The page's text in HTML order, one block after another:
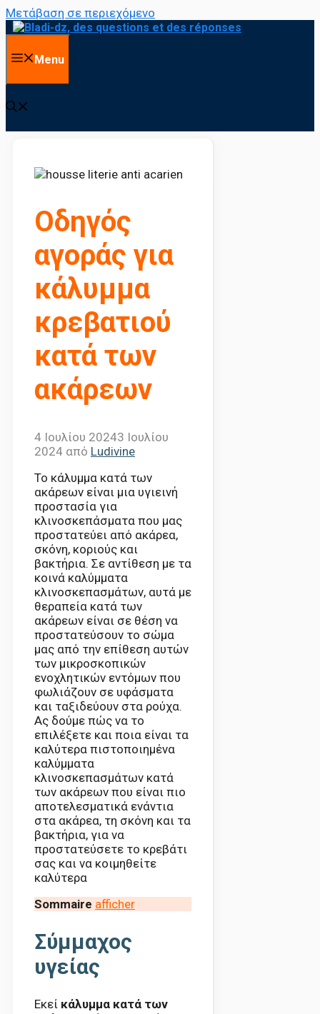
Μετάβαση σε περιεχόμενο
Menu
Οδηγός
αγοράς για
κάλυμμα
κρεβατιού
κατά των
ακάρεων
4 Ιουλίου 20243 Ιουλίου
2024 από Ludivine
Το κάλυμμα κατά των
ακάρεων είναι μια υγιεινή
προστασία για
κλινοσκεπάσματα που μας
προστατεύει από ακάρεα,
σκόνη, κοριούς και
βακτήρια. Σε αντίθεση με τα
κοινά καλύμματα
κλινοσκεπασμάτων, αυτά με
θεραπεία κατά των
ακάρεων είναι σε θέση να
προστατεύσουν το σώμα
μας από την επίθεση αυτών
των μικροσκοπικών
ενοχλητικών εντόμων που
φωλιάζουν σε υφάσματα
και ταξιδεύουν στα ρούχα.
Ας δούμε πώς να το
επιλέξετε και ποια είναι τα
καλύτερα πιστοποιημένα
καλύμματα
κλινοσκεπασμάτων κατά
των ακάρεων που είναι πιο
αποτελεσματικά ενάντια
στα ακάρεα, τη σκόνη και τα
βακτήρια, για να
προστατεύσετε το κρεβάτι
σας και να κοιμηθείτε
καλύτερα
Sommaire afficher
Σύμμαχος
υγείας
Εκεί κάλυμμα κατά των